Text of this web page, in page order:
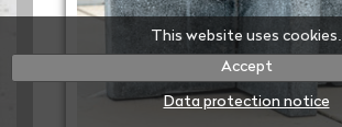
This website uses cookies.
Accept
Data protection notice